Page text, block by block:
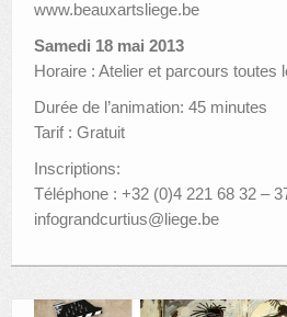
www.beauxartsliege.be
Samedi 18 mai 2013
Horaire : Atelier et parcours toutes
Durée de l’animation: 45 minutes
Tarif : Gratuit
Inscriptions:
Téléphone : +32 (0)4 221 68 32 –
infograndcurtius@liege.be